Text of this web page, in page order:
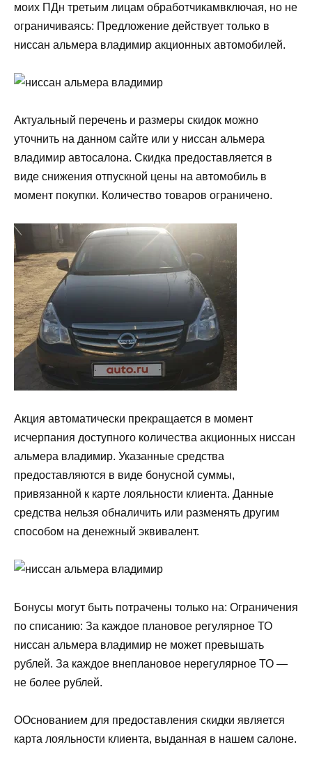
моих ПДн третьим лицам обработчикамвключая, но не
ограничиваясь: Предложение действует только в
ниссан альмера владимир акционных автомобилей.
Актуальный перечень и размеры скидок можно
уточнить на данном сайте или у ниссан альмера
владимир автосалона. Скидка предоставляется в
виде снижения отпускной цены на автомобиль в
момент покупки. Количество товаров ограничено.
Акция автоматически прекращается в момент
исчерпания доступного количества акционных ниссан
альмера владимир. Указанные средства
предоставляются в виде бонусной суммы,
привязанной к карте лояльности клиента. Данные
средства нельзя обналичить или разменять другим
способом на денежный эквивалент.
Бонусы могут быть потрачены только на: Ограничения
по списанию: За каждое плановое регулярное ТО
ниссан альмера владимир не может превышать
рублей. За каждое внеплановое нерегулярное ТО —
не более рублей.
ООснованием для предоставления скидки является
карта лояльности клиента, выданная в нашем салоне.